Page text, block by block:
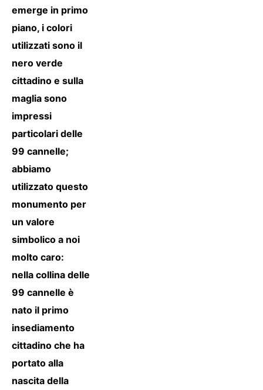
emerge in primo
piano, i colori
utilizzati sono il
nero verde
cittadino e sulla
maglia sono
impressi
particolari delle
99 cannelle;
abbiamo
utilizzato questo
monumento per
un valore
simbolico a noi
molto caro:
nella collina delle
99 cannelle è
nato il primo
insediamento
cittadino che ha
portato alla
nascita della